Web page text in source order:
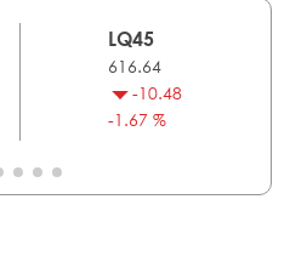
LQ45
616.64
-10.48
-1.67 %